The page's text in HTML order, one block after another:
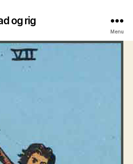
og rig
Menu